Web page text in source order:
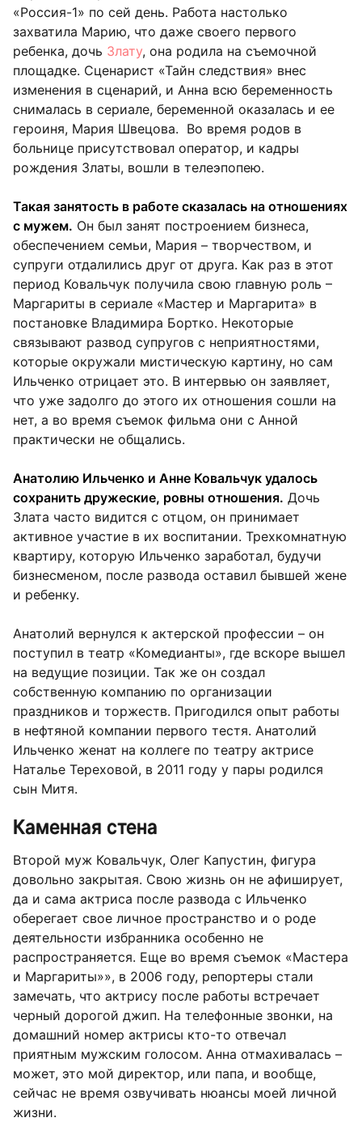
«Россия-1» по сей день. Работа настолько
захватила Марию, что даже своего первого
ребенка, дочь Злату, она родила на съемочной
площадке. Сценарист «Тайн следствия» внес
изменения в сценарий, и Анна всю беременность
снималась в сериале, беременной оказалась и ее
героиня, Мария Швецова. Во время родов в
больнице присутствовал оператор, и кадры
рождения Златы, вошли в телеэпопею.
Такая занятость в работе сказалась на отношениях
с мужем. Он был занят построением бизнеса,
обеспечением семьи, Мария – творчеством, и
супруги отдалились друг от друга. Как раз в этот
период Ковальчук получила свою главную роль –
Маргариты в сериале «Мастер и Маргарита» в
постановке Владимира Бортко. Некоторые
связывают развод супругов с неприятностями,
которые окружали мистическую картину, но сам
Ильченко отрицает это. В интервью он заявляет,
что уже задолго до этого их отношения сошли на
нет, а во время съемок фильма они с Анной
практически не общались.
Анатолию Ильченко и Анне Ковальчук удалось
сохранить дружеские, ровны отношения. Дочь
Злата часто видится с отцом, он принимает
активное участие в их воспитании. Трехкомнатную
квартиру, которую Ильченко заработал, будучи
бизнесменом, после развода оставил бывшей жене
и ребенку.
Анатолий вернулся к актерской профессии – он
поступил в театр «Комедианты», где вскоре вышел
на ведущие позиции. Так же он создал
собственную компанию по организации
праздников и торжеств. Пригодился опыт работы
в нефтяной компании первого тестя. Анатолий
Ильченко женат на коллеге по театру актрисе
Наталье Тереховой, в 2011 году у пары родился
сын Митя.
Каменная стена
Второй муж Ковальчук, Олег Капустин, фигура
довольно закрытая. Свою жизнь он не афиширует,
да и сама актриса после развода с Ильченко
оберегает свое личное пространство и о роде
деятельности избранника особенно не
распространяется. Еще во время съемок «Мастера
и Маргариты»», в 2006 году, репортеры стали
замечать, что актрису после работы встречает
черный дорогой джип. На телефонные звонки, на
домашний номер актрисы кто-то отвечал
приятным мужским голосом. Анна отмахивалась –
может, это мой директор, или папа, и вообще,
сейчас не время озвучивать нюансы моей личной
жизни.